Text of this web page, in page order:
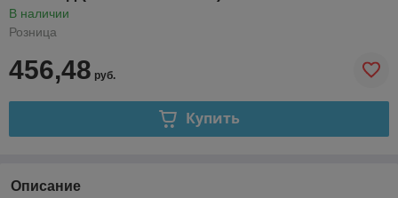
В наличии
Розница
456,48 руб.
Купить
Описание